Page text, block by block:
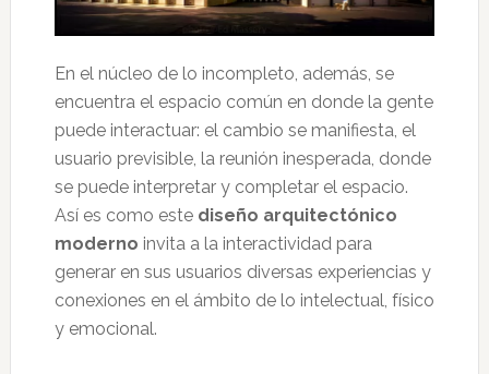
En el núcleo de lo incompleto, además, se
encuentra el espacio común en donde la gente
puede interactuar: el cambio se manifiesta, el
usuario previsible, la reunión inesperada, donde
se puede interpretar y completar el espacio.
Así es como este diseño arquitectónico
moderno invita a la interactividad para
generar en sus usuarios diversas experiencias y
conexiones en el ámbito de lo intelectual, físico
y emocional.